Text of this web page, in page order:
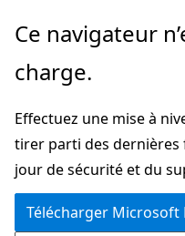
Passer
directement
au
principal
Ce navigateur
charge.
Effectuez une mise à
tirer parti des dernières
jour de sécurité et du
Télécharger Microsoft